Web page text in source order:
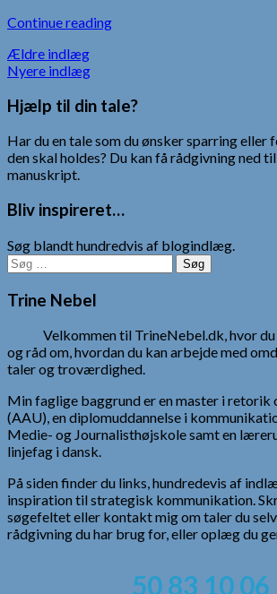
Continue reading
Navigation
til
indlæg
Ældre indlæg
Nyere indlæg
Hjælp til din tale?
Har du en tale som du ønsker sparring eller
den skal holdes? Du kan få rådgivning ned
manuskript.
Bliv inspireret…
Søg blandt hundredvis af blogindlæg.
Søg
efter:
Trine Nebel
Velkommen til TrineNebel.dk, hvor
og råd om, hvordan du kan arbejde med
taler og troværdighed.
Min faglige baggrund er en master i retorik
(AAU), en diplomuddannelse i
Medie- og Journalisthøjskole samt en
linjefag i dansk.
På siden finder du links, hundredevis af
inspiration til strategisk kommunikation.
søgefeltet eller kontakt mig om taler du
rådgivning du har brug for, eller oplæg du
50 83 10 06